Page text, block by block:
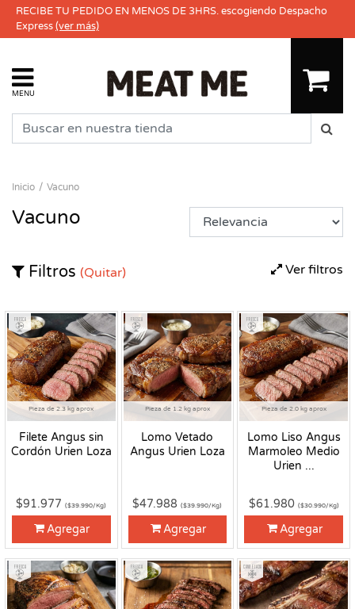
RECIBE TU PEDIDO EN MENOS DE 3HRS. escogiendo Despacho
Express(ver más)
MENU
Inicio Vacuno
Vacuno
Ver filtros
Filtros (Quitar)
Pieza de 2.3 kg aprox
Filete Angus sin
Cordón Urien Loza
Fresco
$91.977($39.990/Kg)
Agregar
Pieza de 1.2 kg aprox
Lomo Vetado
Angus Urien Loza
Fresco
$47.988($39.990/Kg)
Agregar
Pieza de 2.0 kg aprox
Lomo Liso Angus
Marmoleo Medio
Urien ...
Fresco
$61.980 ($30.990/Kg)
Agregar
Fresco Fresco Congelado